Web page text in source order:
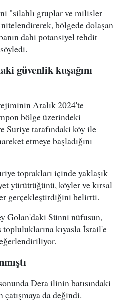
"silahlı gruplar ve milisler
bölgede dolaşan
dahi potansiyel tehdit
güvenlik kuşağını
Aralık 2024'te
bölge üzerindeki
Suriye tarafındaki köy ile
etmeye başladığını
toprakları içinde yaklaşık
yürüttüğünü, köyler ve kırsal
gerçekleştirdiğini belirtti.
Golan'daki Sünni nüfusun,
kıyasla İsrail'e
Dera ilinin batısındaki
da değindi.